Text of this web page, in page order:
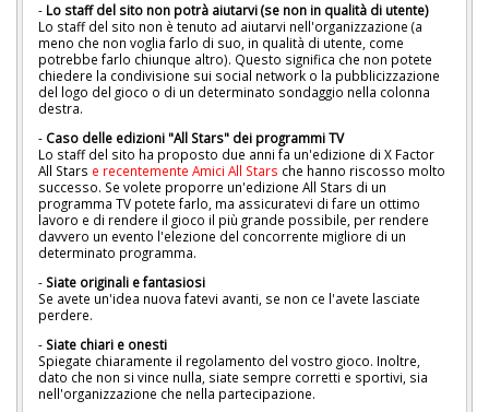
- Lo staff del sito non potrà aiutarvi (se non in qualità di utente)
Lo staff del sito non è tenuto ad aiutarvi nell'organizzazione (a
meno che non voglia farlo di suo, in qualità di utente, come
potrebbe farlo chiunque altro). Questo significa che non potete
chiedere la condivisione sui social network o la pubblicizzazione
del logo del gioco o di un determinato sondaggio nella colonna
destra.
- Caso delle edizioni "All Stars" dei programmi TV
Lo staff del sito ha proposto due anni fa un'edizione di X Factor
All Stars e recentemente Amici All Stars che hanno riscosso molto
successo. Se volete proporre un'edizione All Stars di un
programma TV potete farlo, ma assicuratevi di fare un ottimo
lavoro e di rendere il gioco il più grande possibile, per rendere
davvero un evento l'elezione del concorrente migliore di un
determinato programma.
- Siate originali e fantasiosi
Se avete un'idea nuova fatevi avanti, se non ce l'avete lasciate
perdere.
- Siate chiari e onesti
Spiegate chiaramente il regolamento del vostro gioco. Inoltre,
dato che non si vince nulla, siate sempre corretti e sportivi, sia
nell'organizzazione che nella partecipazione.